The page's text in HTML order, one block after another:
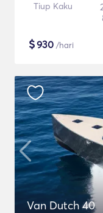
Tiup Kaku
$930 /hari
Van Dutch 40